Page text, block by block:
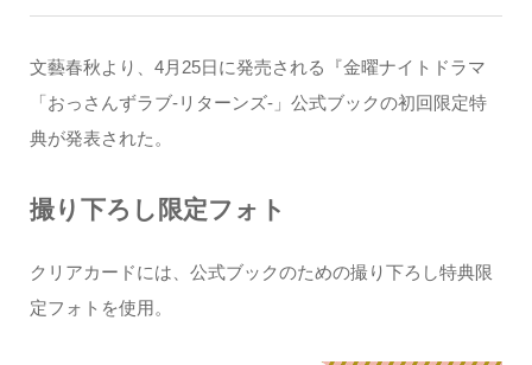
文藝春秋より、4月25日に発売される『金曜ナイトドラマ
「おっさんずラブ-リターンズ-」公式ブックの初回限定特
典が発表された。
撮り下ろし限定フォト
クリアカードには、公式ブックのための撮り下ろし特典限
定フォトを使用。